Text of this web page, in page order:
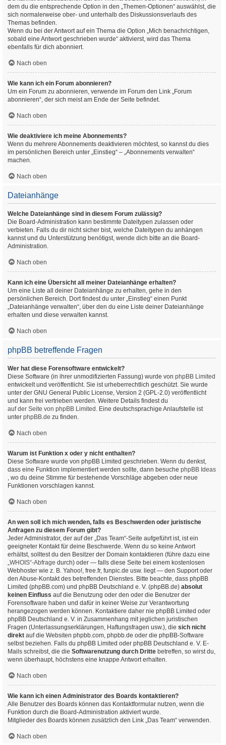
dem du die entsprechende Option in den „Themen-Optionen“ auswählst, die
sich normalerweise ober- und unterhalb des Diskussionsverlaufs des
Themas befinden.
Wenn du bei der Antwort auf ein Thema die Option „Mich benachrichtigen,
sobald eine Antwort geschrieben wurde“ aktivierst, wird das Thema
ebenfalls für dich abonniert.
Nach oben
Wie kann ich ein Forum abonnieren?
Um ein Forum zu abonnieren, verwende im Forum den Link „Forum
abonnieren“, der sich meist am Ende der Seite befindet.
Nach oben
Wie deaktiviere ich meine Abonnements?
Wenn du mehrere Abonnements deaktivieren möchtest, so kannst du dies
im persönlichen Bereich unter „Einstieg“ – „Abonnements verwalten“
machen.
Nach oben
Dateianhänge
Welche Dateianhänge sind in diesem Forum zulässig?
Die Board-Administration kann bestimmte Dateitypen zulassen oder
verbieten. Falls du dir nicht sicher bist, welche Dateitypen du anhängen
kannst und du Unterstützung benötigst, wende dich bitte an die Board-
Administration.
Nach oben
Kann ich eine Übersicht all meiner Dateianhänge erhalten?
Um eine Liste all deiner Dateianhänge zu erhalten, gehe in den
persönlichen Bereich. Dort findest du unter „Einstieg“ einen Punkt
„Dateianhänge verwalten“, über den du eine Liste deiner Dateianhänge
erhalten und diese verwalten kannst.
Nach oben
phpBB betreffende Fragen
Wer hat diese Forensoftware entwickelt?
Diese Software (in ihrer unmodifizierten Fassung) wurde von phpBB Limited
entwickelt und veröffentlicht. Sie ist urheberrechtlich geschützt. Sie wurde
unter der GNU General Public License, Version 2 (GPL-2.0) veröffentlicht
und kann frei vertrieben werden. Weitere Details findest du
auf der Seite von phpBB Limited . Eine deutschsprachige Anlaufstelle ist
unter phpBB.de zu finden.
Nach oben
Warum ist Funktion x oder y nicht enthalten?
Diese Software wurde von phpBB Limited geschrieben. Wenn du denkst,
dass eine Funktion implementiert werden sollte, dann besuche phpBB Ideas
, wo du deine Stimme für bestehende Vorschläge abgeben oder neue
Funktionen vorschlagen kannst.
Nach oben
An wen soll ich mich wenden, falls es Beschwerden oder juristische
Anfragen zu diesem Forum gibt?
Jeder Administrator, der auf der „Das Team“-Seite aufgeführt ist, ist ein
geeigneter Kontakt für deine Beschwerde. Wenn du so keine Antwort
erhältst, solltest du den Besitzer der Domain kontaktieren (führe dazu eine
„WHOIS“-Abfrage durch) oder — falls diese Seite bei einem kostenlosen
Webhoster wie z. B. Yahoo!, free.fr, funpic.de usw. liegt — den Support oder
den Abuse-Kontakt des betreffenden Dienstes. Bitte beachte, dass phpBB
Limited (phpBB.com) und phpBB Deutschland e. V. (phpBB.de) absolut
keinen Einfluss auf die Benutzung oder den oder die Benutzer der
Forensoftware haben und dafür in keiner Weise zur Verantwortung
herangezogen werden können. Kontaktiere daher nie phpBB Limited oder
phpBB Deutschland e. V. in Zusammenhang mit jeglichen juristischen
Fragen (Unterlassungserklärungen, Haftungsfragen usw.), die sich nicht
direkt auf die Websiten phpbb.com, phpbb.de oder die phpBB-Software
selbst beziehen. Falls du phpBB Limited oder phpBB Deutschland e. V. E-
Mails schreibst, die die Softwarenutzung durch Dritte betreffen, so wirst du,
wenn überhaupt, höchstens eine knappe Antwort erhalten.
Nach oben
Wie kann ich einen Administrator des Boards kontaktieren?
Alle Benutzer des Boards können das Kontaktformular nutzen, wenn die
Funktion durch die Board-Administration aktiviert wurde.
Mitglieder des Boards können zusätzlich den Link „Das Team“ verwenden.
Nach oben